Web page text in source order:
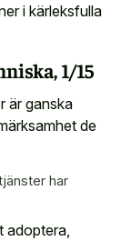
i kärleksfulla
1/15
är ganska
de
har
adoptera,